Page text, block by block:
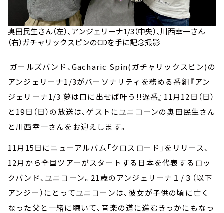
奥田民生さん（左）、アンジェリーナ1/3（中央）、川西幸一さん
（右）ガチャリックスピンのCDを手に記念撮影
ガールズバンド、Gacharic Spin(ガチャリックスピン)の
アンジェリーナ1/3がパーソナリティを務める番組『アン
ジェリーナ1/3 夢は口に出せば叶う!!遅番』11月12日（日）
と19日（日）の放送は、ゲストにユニコーンの奥田民生さん
と川西幸一さんをお迎えします。
11月15日にニューアルバム「クロスロード」をリリース、
12月から全国ツアーがスタートする日本を代表するロッ
クバンド、ユニコーン。21歳のアンジェリーナ１/３（以下
アンジー）にとってユニコーンは、彼女が子供の頃に亡く
なった父と一緒に聴いて、音楽の道に進むきっかにもなっ